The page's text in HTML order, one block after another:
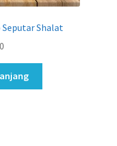
Seputar Shalat